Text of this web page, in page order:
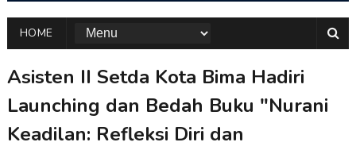
HOME
Asisten II Setda Kota Bima Hadiri
Launching dan Bedah Buku "Nurani
Keadilan: Refleksi Diri dan